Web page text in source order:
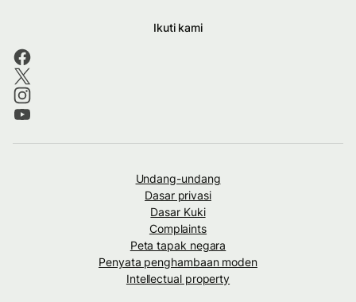
Ikuti kami
Undang-undang
Dasar privasi
Dasar Kuki
Complaints
Peta tapak negara
Penyata penghambaan moden
Intellectual property